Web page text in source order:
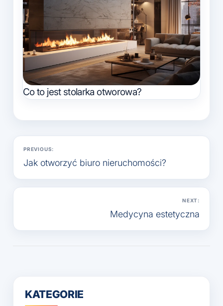
Co to jest stolarka otworowa?
Nawigacja
wpisu
PREVIOUS:
Jak otworzyć biuro nieruchomości?
NEXT:
Medycyna estetyczna
KATEGORIE